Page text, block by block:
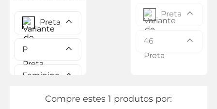
Preta
P
Feminino
Preta
46
Compre estes 1 produtos por: